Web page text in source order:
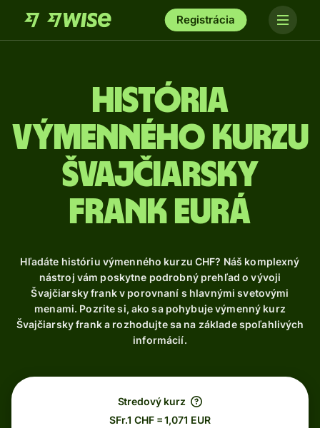
Registrácia
História
výmenného kurzu
Švajčiarsky
frank eurá
Hľadáte históriu výmenného kurzu CHF? Náš komplexný
nástroj vám poskytne podrobný prehľad o vývoji
Švajčiarsky frank v porovnaní s hlavnými svetovými
menami. Pozrite si, ako sa pohybuje výmenný kurz
Švajčiarsky frank a rozhodujte sa na základe spoľahlivých
informácií.
Stredový kurz
SFr.1 CHF = 1,071 EUR